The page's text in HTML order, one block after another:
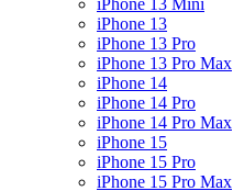
iPhone 13 Mini
iPhone 13
iPhone 13 Pro
iPhone 13 Pro Max
iPhone 14
iPhone 14 Pro
iPhone 14 Pro Max
iPhone 15
iPhone 15 Pro
iPhone 15 Pro Max